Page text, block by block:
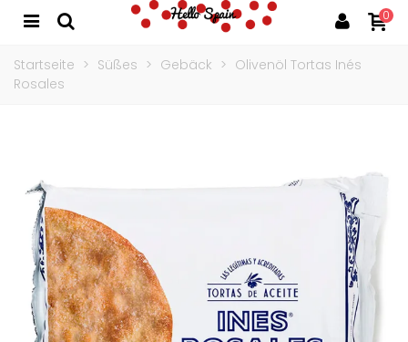
0
Startseite > Süßes > Gebäck > Olivenöl Tortas Inés
Rosales